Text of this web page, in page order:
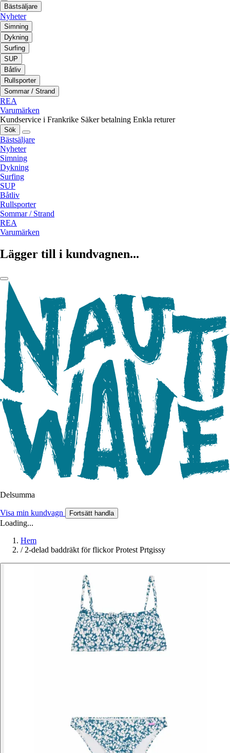
Bästsäljare
Nyheter
Simning
Dykning
Surfing
SUP
Båtliv
Rullsporter
Sommar / Strand
REA
Varumärken
Kundservice i Frankrike Säker betalning Enkla returer
Sök
Bästsäljare
Nyheter
Simning
Dykning
Surfing
SUP
Båtliv
Rullsporter
Sommar / Strand
REA
Varumärken
Lägger till i kundvagnen...
Delsumma
Visa min kundvagn Fortsätt handla
Loading...
Hem
/ 2-delad baddräkt för flickor Protest Prtgissy